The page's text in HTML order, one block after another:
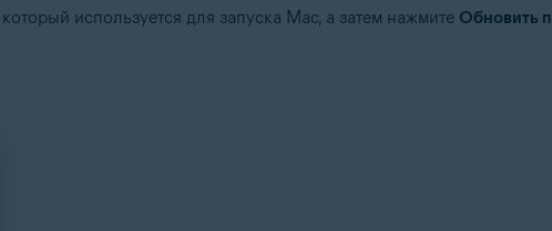
используется для запуска Mac, а затем нажмите Обновить